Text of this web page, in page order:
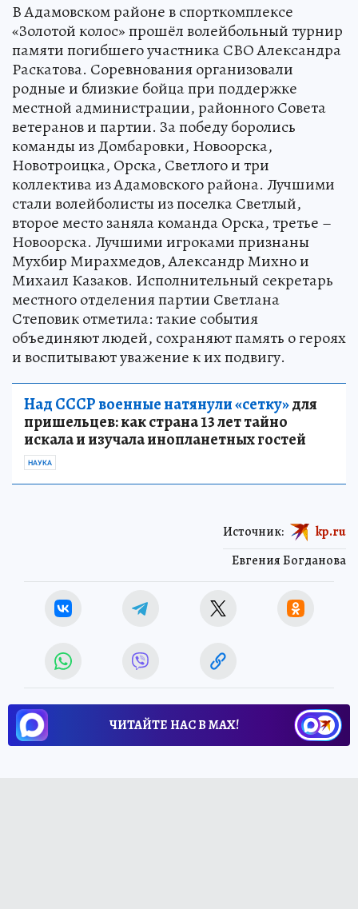
В Адамовском районе в спорткомплексе
«Золотой колос» прошёл волейбольный турнир
памяти погибшего участника СВО Александра
Раскатова. Соревнования организовали
родные и близкие бойца при поддержке
местной администрации, районного Совета
ветеранов и партии. За победу боролись
команды из Домбаровки, Новоорска,
Новотроицка, Орска, Светлого и три
коллектива из Адамовского района. Лучшими
стали волейболисты из поселка Светлый,
второе место заняла команда Орска, третье –
Новоорска. Лучшими игроками признаны
Мухбир Мирахмедов, Александр Михно и
Михаил Казаков. Исполнительный секретарь
местного отделения партии Светлана
Степовик отметила: такие события
объединяют людей, сохраняют память о героях
и воспитывают уважение к их подвигу.
Над СССР военные натянули «сетку»для
пришельцев: как страна 13 лет тайно
искала и изучала инопланетных гостей
НАУКА
Евгения Богданова
Источник: kp.ru
ЧИТАЙТЕ НАС В МАХ!